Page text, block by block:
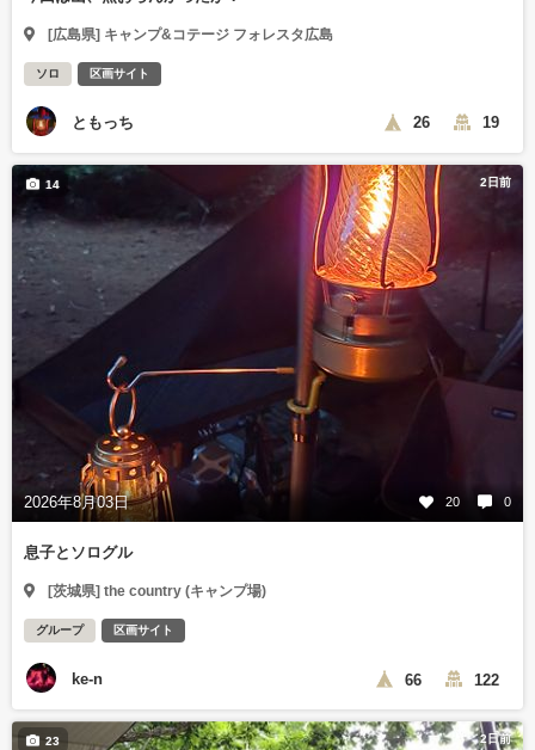
[広島県] キャンプ&コテージ フォレスタ広島
ソロ 区画サイト
ともっち 26 19
2日前
2026年8月03日 20 0
14
息子とソログル
[茨城県] the country (キャンプ場)
グループ 区画サイト
ke-n 66 122
2日前
23